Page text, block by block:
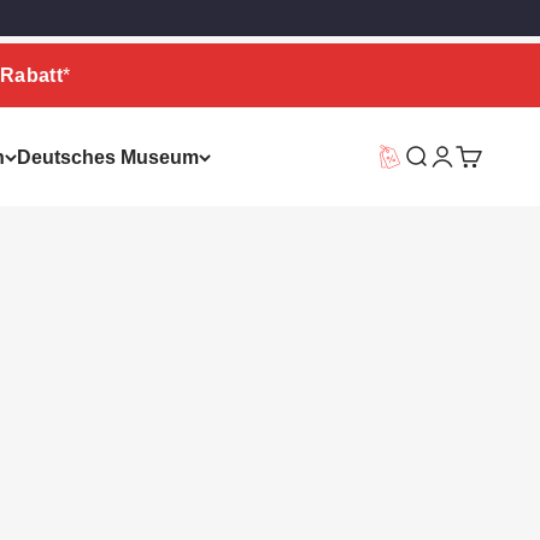
*
Deutsches Museum Vorteilswelt
Suche